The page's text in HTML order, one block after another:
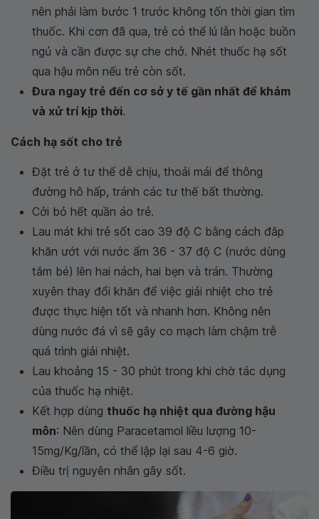
nên phải làm bước 1 trước không tốn thời gian tìm
thuốc. Khi cơn đã qua, trẻ có thể lú lẫn hoặc buồn
ngủ và cần được sự che chở. Nhét thuốc hạ sốt
qua hậu môn nếu trẻ còn sốt.
Đưa ngay trẻ đến cơ sở y tế gần nhất để khám
và xử trí kịp thời.
Cách hạ sốt cho trẻ
Đặt trẻ ở tư thế dễ chịu, thoải mái để thông
đường hô hấp, tránh các tư thế bất thường.
Cởi bỏ hết quần áo trẻ.
Lau mát khi trẻ sốt cao 39 độ C bằng cách đắp
khăn ướt với nước ấm 36 - 37 độ C (nước dùng
tắm bé) lên hai nách, hai bẹn và trán. Thường
xuyên thay đổi khăn để việc giải nhiệt cho trẻ
được thực hiện tốt và nhanh hơn. Không nên
dùng nước đá vì sẽ gây co mạch làm chậm trễ
quá trình giải nhiệt.
Lau khoảng 15 - 30 phút trong khi chờ tác dụng
của thuốc hạ nhiệt.
Kết hợp dùng thuốc hạ nhiệt qua đường hậu
môn: Nên dùng Paracetamol liều lượng 10-
15mg/Kg/lần, có thể lập lại sau 4-6 giờ.
Điều trị nguyên nhân gây sốt.